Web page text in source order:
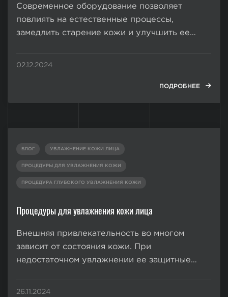
Современное оборудование позволяет
повлиять на естественные процессы,
замедлить старение кожи и улучшить ее
процедуры для омоложения лица имеют
02.12.2024
ПОДРОБНЕЕ
БЛОГ УВЛАЖНЕНИЕ КОЖИ ЛИЦА
ПРОЦЕДУРЫ ДЛЯ УВЛАЖНЕНИЯ КОЖИ
ПРОЦЕДУРА ГЛУБОКОГО УВЛАЖНЕНИЯ КОЖИ
Процедуры для увлажнения кожи лица
Внешняя привлекательность во многом
зависит от состояния кожи. При
недостаточном увлажнении ее защитные
26.11.2024